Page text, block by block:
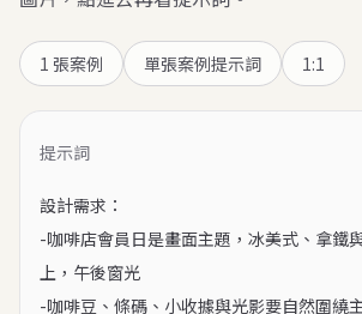
1 張案例 單張案例提示詞 1:1
提示詞
設計需求：
-咖啡店會員日是畫面主題，冰美式、拿鐵
上，午後窗光
-咖啡豆、條碼、小收據與光影要自然圍繞